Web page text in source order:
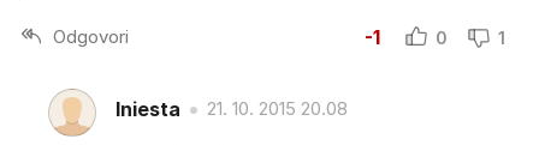
Odgovori -1 0 1
Iniesta 21. 10. 2015 20.08